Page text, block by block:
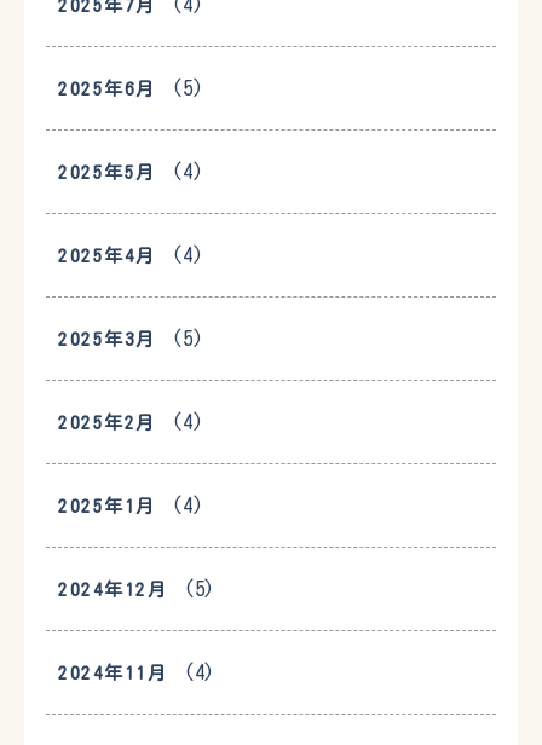
2025年7月 (4)
2025年6月 (5)
2025年5月 (4)
2025年4月 (4)
2025年3月 (5)
2025年2月 (4)
2025年1月 (4)
2024年12月 (5)
2024年11月 (4)